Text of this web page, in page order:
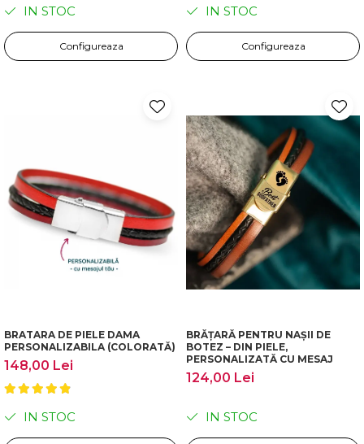
IN STOC
Configureaza
IN STOC
Configureaza
BRATARA DE PIELE DAMA
PERSONALIZABILA (COLORATĂ)
148,00 Lei
IN STOC
BRĂȚARĂ PENTRU NAȘII DE
BOTEZ – DIN PIELE,
PERSONALIZATĂ CU MESAJ
124,00 Lei
IN STOC